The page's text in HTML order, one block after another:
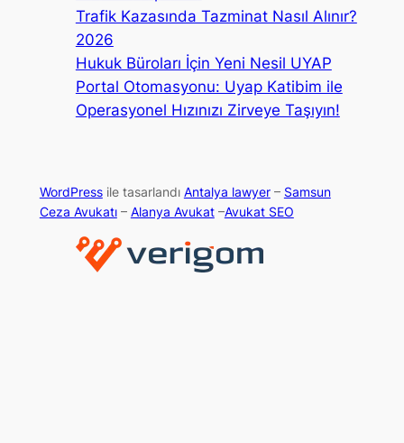
Trafik Kazasında Tazminat Nasıl Alınır?
2026
Hukuk Büroları İçin Yeni Nesil UYAP
Portal Otomasyonu: Uyap Katibim ile
Operasyonel Hızınızı Zirveye Taşıyın!
WordPressile tasarlandı Antalya lawyer– Samsun
Ceza Avukatı– Alanya Avukat–Avukat SEO